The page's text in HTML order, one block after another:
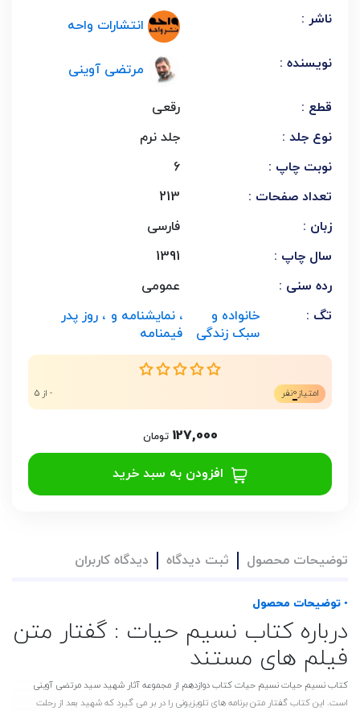
ناشر :
انتشارات واحه
نویسنده : مرتضی آوینی
قطع :
رقعی
نوع جلد :
جلد نرم
نوبت چاپ :
6
تعداد صفحات :
213
زبان :
فارسی
سال چاپ :
1391
رده سنی :
عمومی
تگ :
خانواده و
سبک زندگی
، نمایشنامه و
فیمنامه
، روز پدر
امتیاز0نفر - از 5
127,000 تومان
افزودن به سبد خرید
توضیحات محصول ثبت دیدگاه دیدگاه کاربران
• توضیحات محصول
درباره کتاب نسیم حیات : گفتار متن
فیلم های مستند
کتاب نسیم حیات نسیم حیات کتاب دوازدهم از مجموعه آثار شهید سید مرتضی آوینی
است. این کتاب گفتار متن برنامه های تلویزیونی را در بر می گیرد که شهید بعد از رحلت